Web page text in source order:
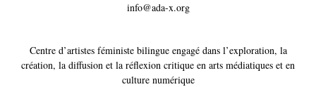
info@ada-x.org
Centre d’artistes féministe bilingue engagé dans l’exploration, la
création, la diffusion et la réflexion critique en arts médiatiques et en
culture numérique